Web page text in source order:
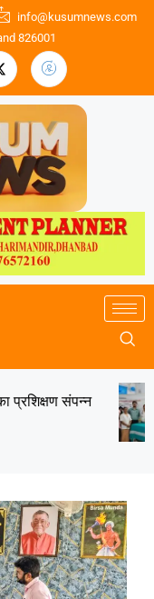
info@kusumnews.com
826001
संपन्न